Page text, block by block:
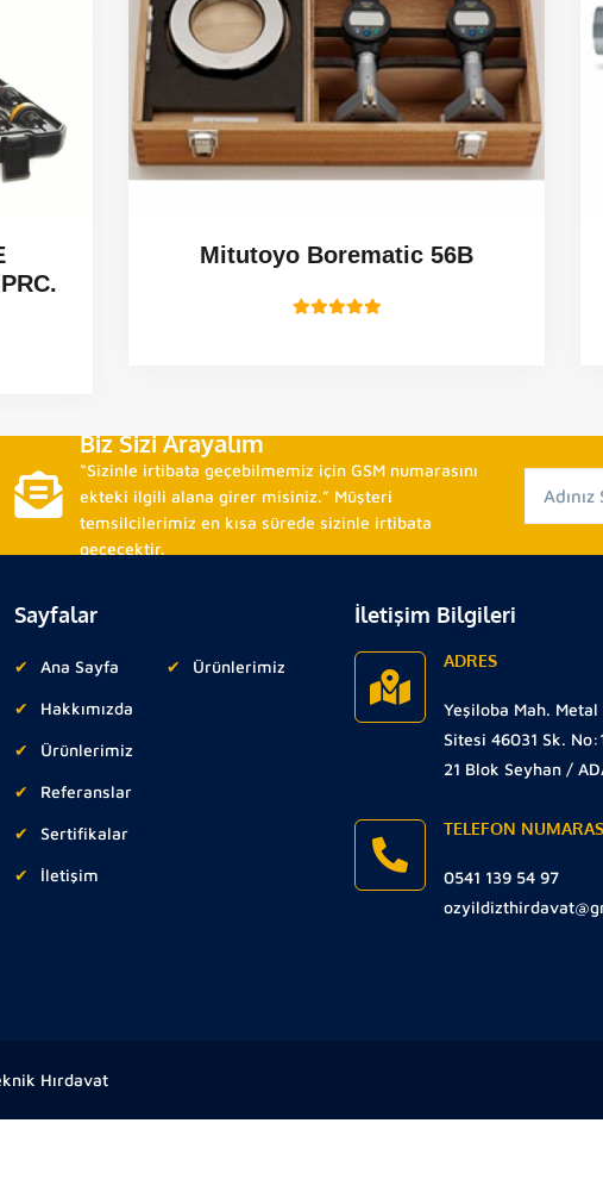
Mitutoyo Borematic 56B
Biz Sizi Arayalım
“Sizinle irtibata geçebilmemiz için GSM numarasını
ekteki ilgili alana girer misiniz.” Müşteri
temsilcilerimiz en kısa sürede sizinle irtibata
geçecektir.
Sayfalar
Ana Sayfa
Hakkımızda
Ürünlerimiz
Referanslar
Sertifikalar
İletişim
Ürünlerimiz
İletişim Bilgileri
ADRES
Yeşiloba Mah. Metal
Sitesi 46031 Sk.
21 Blok Seyhan /
TELEFON
0541 139 54 97
Hırdavat